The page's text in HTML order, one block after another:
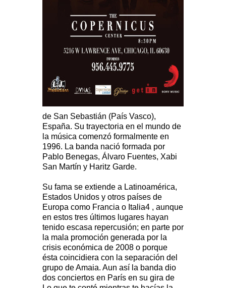
de San Sebastián (País Vasco),
España. Su trayectoria en el mundo de
la música comenzó formalmente en
1996. La banda nació formada por
Pablo Benegas, Álvaro Fuentes, Xabi
San Martín y Haritz Garde.
Su fama se extiende a Latinoamérica,
Estados Unidos y otros países de
Europa como Francia o Italia4 , aunque
en estos tres últimos lugares hayan
tenido escasa repercusión; en parte por
la mala promoción generada por la
crisis económica de 2008 o porque
ésta coincidiera con la separación del
grupo de Amaia. Aun así la banda dio
dos conciertos en París en su gira de